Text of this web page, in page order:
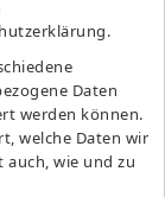
Daten
werden können.
welche Daten wir
wie und zu